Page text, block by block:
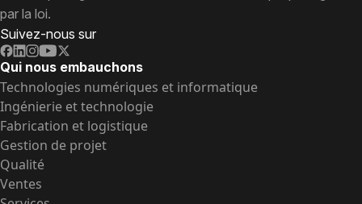
par la loi.
Suivez-nous sur
Qui nous embauchons
Technologies numériques et informatique
Ingénierie et technologie
Fabrication et logistique
Gestion de projet
Qualité
Ventes